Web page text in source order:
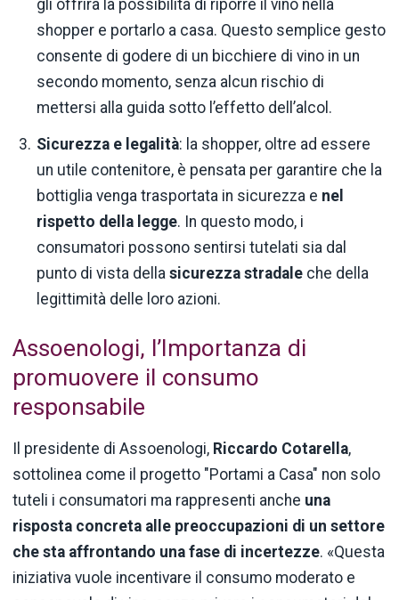
gli offrirà la possibilità di riporre il vino nella
shopper e portarlo a casa. Questo semplice gesto
consente di godere di un bicchiere di vino in un
secondo momento, senza alcun rischio di
mettersi alla guida sotto l’effetto dell’alcol.
Sicurezza e legalità: la shopper, oltre ad essere
un utile contenitore, è pensata per garantire che la
bottiglia venga trasportata in sicurezza e nel
rispetto della legge. In questo modo, i
consumatori possono sentirsi tutelati sia dal
punto di vista dellasicurezza stradale che della
legittimità delle loro azioni.
Assoenologi, l’Importanza di
promuovere il consumo
responsabile
Il presidente di Assoenologi, Riccardo Cotarella,
sottolinea come il progetto "Portami a Casa" non solo
tuteli i consumatori ma rappresenti anche una
risposta concreta alle preoccupazioni di un settore
che sta affrontando una fase di incertezze. «Questa
iniziativa vuole incentivare il consumo moderato e